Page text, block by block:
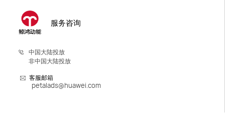
服务咨询
中国大陆投放
非中国大陆投放
客服邮箱
petalads@huawei.com